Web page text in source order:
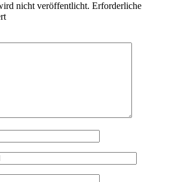
nicht veröffentlicht. Erforderliche